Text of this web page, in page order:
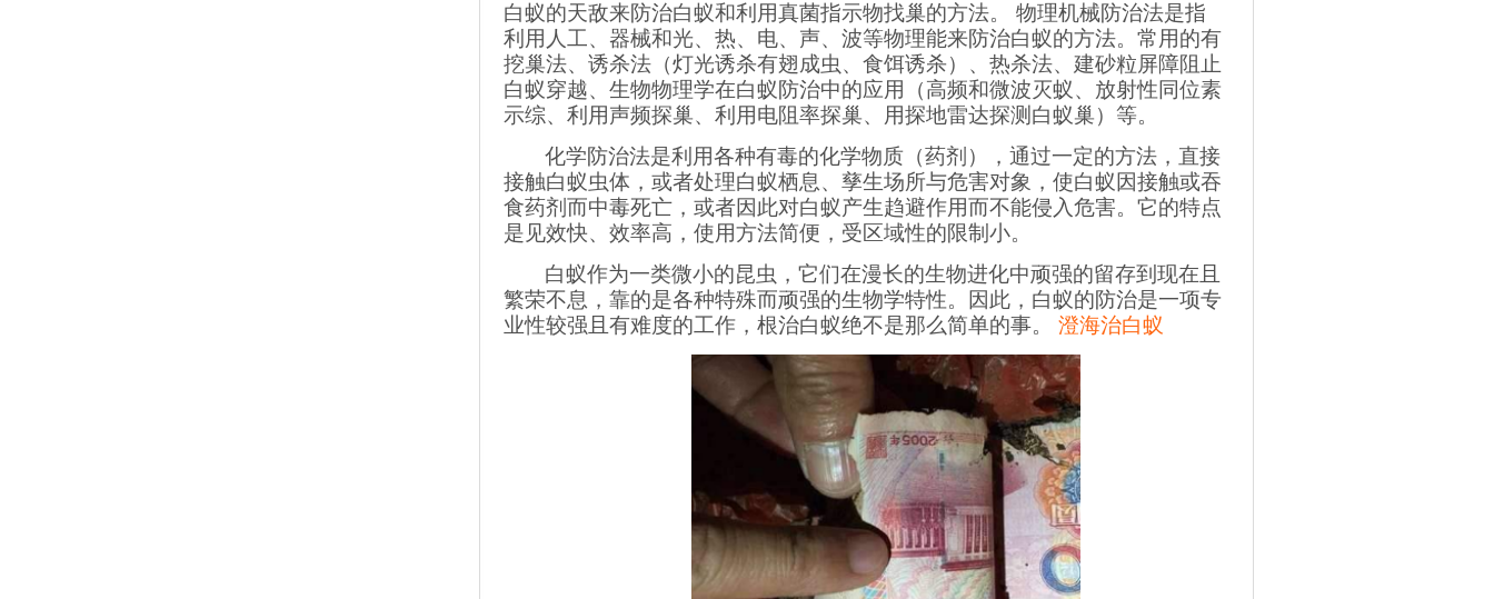
白蚁的天敌来防治白蚁和利用真菌指示物找巢的方法。
物理机械防治法是指
利用人工、器械和光、热、电、声、波等物理能来防治白蚁的方法。常用的有
挖巢法、诱杀法（灯光诱杀有翅成虫、食饵诱杀）、热杀法、建砂粒屏障阻止
白蚁穿越、生物物理学在白蚁防治中的应用（高频和微波灭蚁、放射性同位素
示综、利用声频探巢、利用电阻率探巢、用探地雷达探测白蚁巢）等。
化学防治法是利用各种有毒的化学物质（药剂），通过一定的方法，直接
接触白蚁虫体，或者处理白蚁栖息、孳生场所与危害对象，使白蚁因接触或吞
食药剂而中毒死亡，或者因此对白蚁产生趋避作用而不能侵入危害。它的特点
是见效快、效率高，使用方法简便，受区域性的限制小。
白蚁作为一类微小的昆虫，它们在漫长的生物进化中顽强的留存到现在且
繁荣不息，靠的是各种特殊而顽强的生物学特性。因此，白蚁的防治是一项专
业性较强且有难度的工作，根治白蚁绝不是那么简单的事。 澄海治白蚁